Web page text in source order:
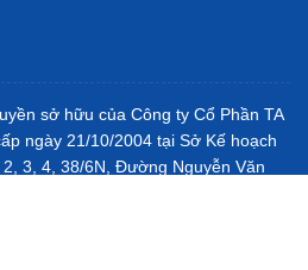
sở hữu của Công ty Cổ Phần TA
ngày 21/10/2004 tại Sở Kế hoạch
3, 4, 38/6N, Đường Nguyễn Văn